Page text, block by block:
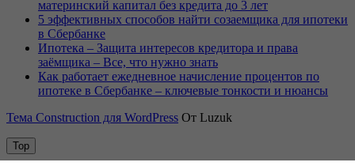
материнский капитал без кредита до 3 лет
5 эффективных способов найти созаемщика для ипотеки
в Сбербанке
Ипотека – Защита интересов кредитора и права
заёмщика – Все, что нужно знать
Как работает ежедневное начисление процентов по
ипотеке в Сбербанке – ключевые тонкости и нюансы
Тема Construction для WordPress От Luzuk
Top